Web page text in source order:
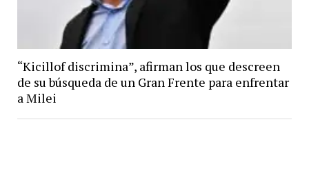
“Kicillof discrimina”, afirman los que descreen
de su búsqueda de un Gran Frente para enfrentar
a Milei